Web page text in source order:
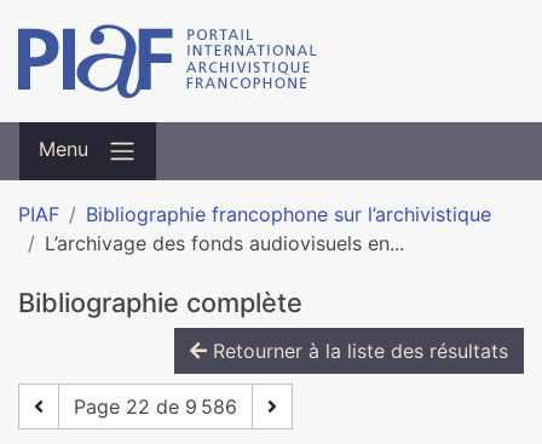
Menu
PIAF
Bibliographie francophone sur l’archivistique
L’archivage des fonds audiovisuels en...
Bibliographie complète
Retourner à la liste des résultats
Page 22 de 9 586